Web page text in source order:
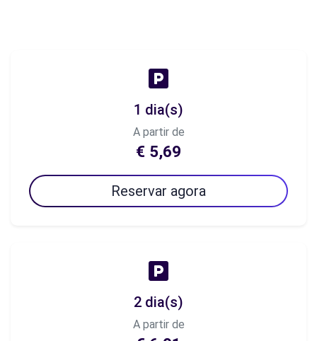
1 dia(s)
A partir de
€ 5,69
Reservar agora
2 dia(s)
A partir de